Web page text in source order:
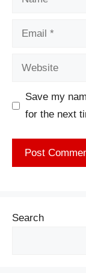
Email
Website
Save my
for the next
Search